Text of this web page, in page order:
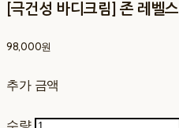
[극건성 바디크림] 존 레벨스
98,000원
추가 금액
수량